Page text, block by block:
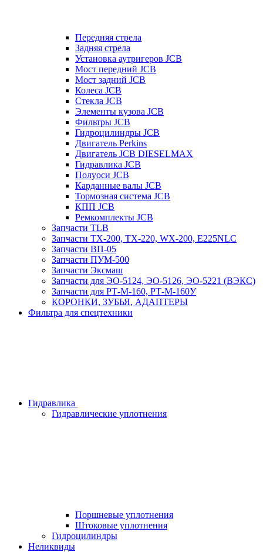
Передняя стрела
Задняя стрела
Установка аутригеров JCB
Мост передний JCB
Мост задний JCB
Колеса JCB
Стекла JCB
Элементы кузова JCB
Фильтры JCB
Гидроцилиндры JCB
Двигатель Perkins
Двигатель JCB DIESELMAX
Гидравлика JCB
Полуоси JCB
Карданные валы JCB
Тормозная система JCB
КПП JCB
Ремкомплекты JCB
Запчасти TLB
Запчасти TX-200, TX-220, WX-200, E225NLC
Запчасти ВП-05
Запчасти ПУМ-500
Запчасти Эксмаш
Запчасти для ЭО-5124, ЭО-5126, ЭО-5221 (ВЭКС)
Запчасти для РТ-М-160, РТ-М-160У
КОРОНКИ, ЗУБЬЯ, АДАПТЕРЫ
Фильтра для спецтехники
Гидравлика
Гидравлические уплотнения
Поршневые уплотнения
Штоковые уплотнения
Гидроцилиндры
Неликвиды